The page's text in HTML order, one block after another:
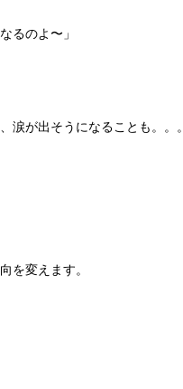
るのよ〜」
涙が出そうになることも。。。
を変えます。